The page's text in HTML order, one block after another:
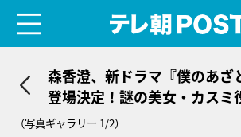
森香澄、新ドラマ『僕のあざ
登場決定！謎の美女・カスミ
（写真ギャラリー 1/2）